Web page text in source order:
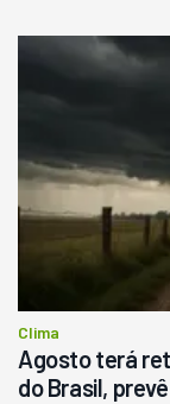
Clima
Agosto terá
do Brasil,